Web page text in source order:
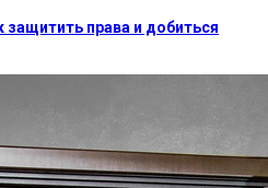
защитить права и добиться